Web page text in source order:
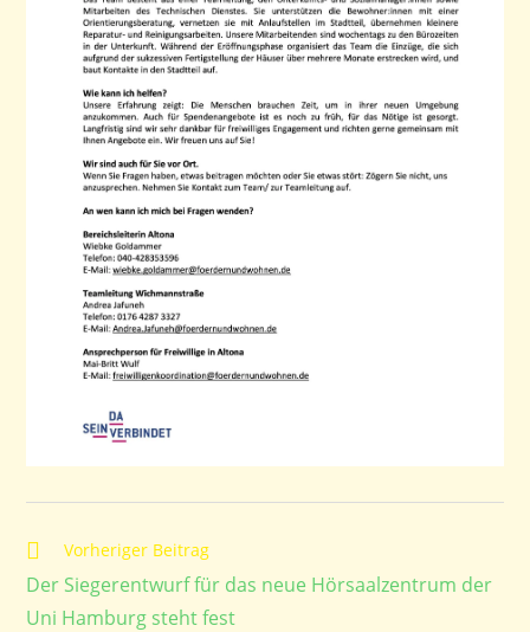
Weitere
ansehen
Vorheriger Beitrag
Der Siegerentwurf für das neue Hörsaalzentrum der
Uni Hamburg steht fest